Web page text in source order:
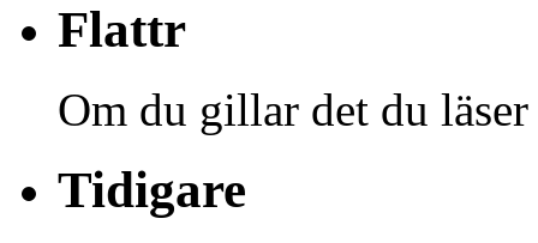
Flattr
Om du gillar det du
Tidigare